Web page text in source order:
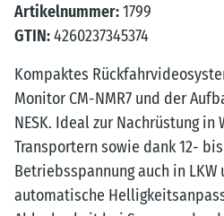
Artikelnummer:1799
GTIN:4260237345374
Kompaktes
Monitor CM-NMR7 und der
NESK. Ideal zur Nachrüstung in
Transportern sowie dank 12-
Betriebsspannung auch in LKW
automatische